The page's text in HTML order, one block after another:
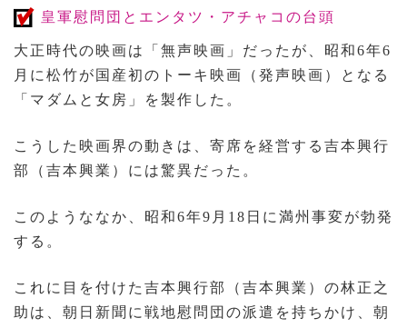
皇軍慰問団とエンタツ・アチャコの台頭
大正時代の映画は「無声映画」だったが、昭和6年6
月に松竹が国産初のトーキ映画（発声映画）となる
「マダムと女房」を製作した。
こうした映画界の動きは、寄席を経営する吉本興行
部（吉本興業）には驚異だった。
このようななか、昭和6年9月18日に満州事変が勃発
する。
これに目を付けた吉本興行部（吉本興業）の林正之
助は、朝日新聞に戦地慰問団の派遣を持ちかけ、朝